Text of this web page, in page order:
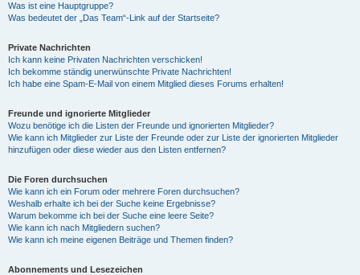
Was ist eine Hauptgruppe?
Was bedeutet der „Das Team“-Link auf der Startseite?
Private Nachrichten
Ich kann keine Privaten Nachrichten verschicken!
Ich bekomme ständig unerwünschte Private Nachrichten!
Ich habe eine Spam-E-Mail von einem Mitglied dieses Forums erhalten!
Freunde und ignorierte Mitglieder
Wozu benötige ich die Listen der Freunde und ignorierten Mitglieder?
Wie kann ich Mitglieder zur Liste der Freunde oder zur Liste der ignorierten Mitglieder
hinzufügen oder diese wieder aus den Listen entfernen?
Die Foren durchsuchen
Wie kann ich ein Forum oder mehrere Foren durchsuchen?
Weshalb erhalte ich bei der Suche keine Ergebnisse?
Warum bekomme ich bei der Suche eine leere Seite?
Wie kann ich nach Mitgliedern suchen?
Wie kann ich meine eigenen Beiträge und Themen finden?
Abonnements und Lesezeichen